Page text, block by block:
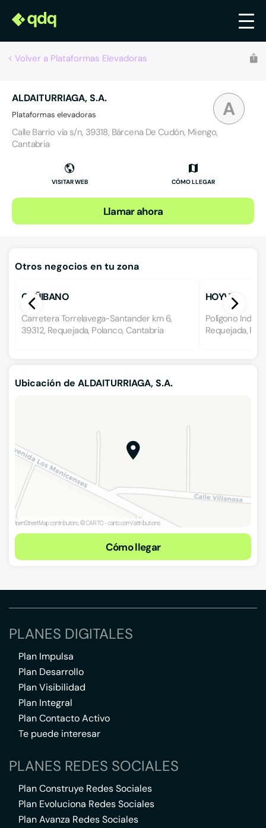
Volver a Plataformas Elevadoras
A
ALDAITURRIAGA, S.A.
Plataformas elevadoras
Calle Barrio vía s/n, 39318, Bárcena De Cudón, Miengo,
Cantabria
VISITAR WEB CÓMO LLEGAR
Llamar ahora
Otros negocios en tu zona
CAÑIBANO
Carretera Torrelavega-Santander km 6,
39312, Requejada, Polanco, Cantabria
HOYVE
Polígono
Requejada,
Ubicación de ALDAITURRIAGA, S.A.
Cómo llegar
PLANES DIGITALES
Plan Impulsa
Plan Desarrollo
Plan Visibilidad
Plan Integral
Plan Contacto Activo
Te puede interesar
PLANES REDES SOCIALES
Plan Construye Redes Sociales
Plan Evoluciona Redes Sociales
Plan Avanza Redes Sociales